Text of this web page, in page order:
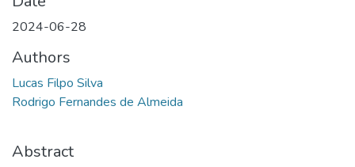
2024-06-28
Authors
Lucas Filpo Silva
Rodrigo Fernandes de Almeida
Abstract